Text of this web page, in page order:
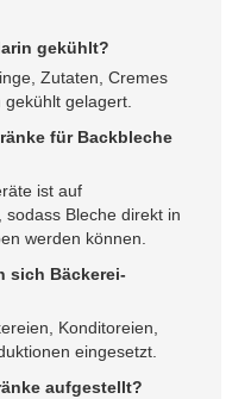
gekühlt?
Zutaten, Cremes
gelagert.
für Backbleche
ist auf
Bleche direkt in
werden können.
sich Bäckerei-
Konditoreien,
eingesetzt.
aufgestellt?